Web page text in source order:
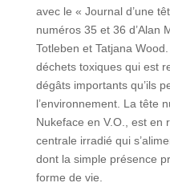
avec le « Journal d’une
numéros 35 et 36 d’Alan
Totleben et Tatjana
déchets toxiques qui est
dégâts importants qu’ils
l’environnement. La tête
Nukeface en V.O., est en
centrale irradié qui
dont la simple présence
forme de vie.